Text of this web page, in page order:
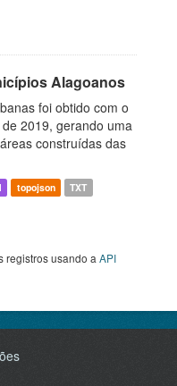
Alagoanos
foi obtido com o
2019, gerando uma
construídas das
topojson TXT
registros usando a API